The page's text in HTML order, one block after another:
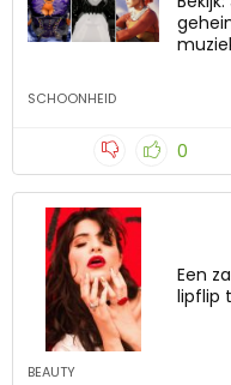
SCHOONHEID
0
Een
lipflip
BEAUTY